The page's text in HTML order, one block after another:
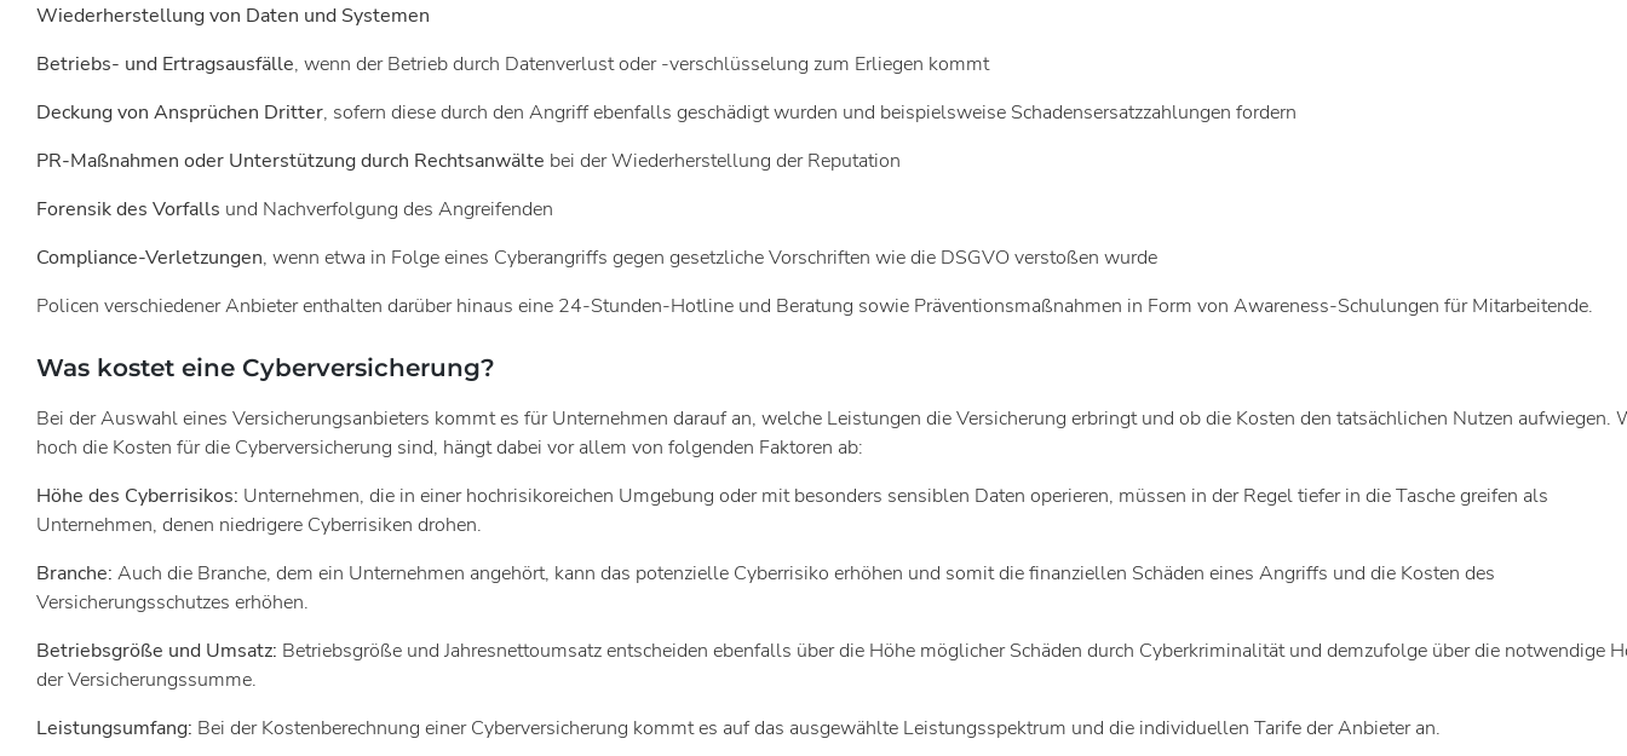
Wiederherstellung von Daten und Systemen
Betriebs- und Ertragsausfälle, wenn der Betrieb durch Datenverlust oder -verschlüsselung zum Erliegen kommt
Deckung von Ansprüchen Dritter, sofern diese durch den Angriff ebenfalls geschädigt wurden und beispielsweise Schadensersatzzahlungen fordern
PR-Maßnahmen oder Unterstützung durch Rechtsanwälte bei der Wiederherstellung der Reputation
Forensik des Vorfalls und Nachverfolgung des Angreifenden
Compliance-Verletzungen, wenn etwa in Folge eines Cyberangriffs gegen gesetzliche Vorschriften wie die DSGVO verstoßen wurde
Policen verschiedener Anbieter enthalten darüber hinaus eine 24-Stunden-Hotline und Beratung sowie Präventionsmaßnahmen in Form von Awareness-Schulungen für Mitarbeitende.
Was kostet eine Cyberversicherung?
Bei der Auswahl eines Versicherungsanbieters kommt es für Unternehmen darauf an, welche Leistungen die Versicherung erbringt und ob die Kosten den tatsächlichen Nutzen aufwiegen.
hoch die Kosten für die Cyberversicherung sind, hängt dabei vor allem von folgenden Faktoren ab:
Höhe des Cyberrisikos: Unternehmen, die in einer hochrisikoreichen Umgebung oder mit besonders sensiblen Daten operieren, müssen in der Regel tiefer in die Tasche greifen als
Unternehmen, denen niedrigere Cyberrisiken drohen.
Branche: Auch die Branche, dem ein Unternehmen angehört, kann das potenzielle Cyberrisiko erhöhen und somit die finanziellen Schäden eines Angriffs und die Kosten des
Versicherungsschutzes erhöhen.
Betriebsgröße und Umsatz: Betriebsgröße und Jahresnettoumsatz entscheiden ebenfalls über die Höhe möglicher Schäden durch Cyberkriminalität und demzufolge über die notwendige
der Versicherungssumme.
Leistungsumfang: Bei der Kostenberechnung einer Cyberversicherung kommt es auf das ausgewählte Leistungsspektrum und die individuellen Tarife der Anbieter an.